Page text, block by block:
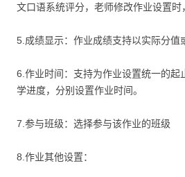
文口语系统评分，老师修改作业设置
5.成绩显示：作业成绩支持以实际分值
6.作业时间：支持为作业设置统一的起
学进度，分别设置作业时间。
7.参与班级：选择参与该作业的班级
8.作业其他设置：